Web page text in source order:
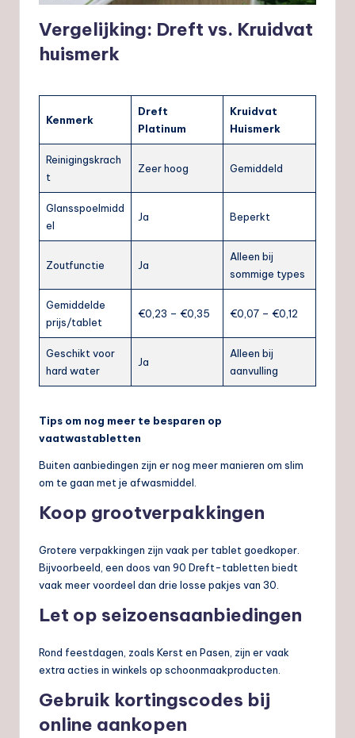
Vergelijking: Dreft vs. Kruidvat
huismerk
Kenmerk
Dreft
Platinum
Kruidvat
Huismerk
Reinigingskrach
t
Zeer hoog Gemiddeld
Glansspoelmidd
el
Ja Beperkt
Zoutfunctie Ja
Alleen bij
sommige types
Gemiddelde
prijs/tablet
€0,23 – €0,35 €0,07 – €0,12
Geschikt voor
hard water
Ja
Alleen bij
aanvulling
Tips om nog meer te besparen op
vaatwastabletten
Buiten aanbiedingen zijn er nog meer manieren om slim
om te gaan met je afwasmiddel.
Koop grootverpakkingen
Grotere verpakkingen zijn vaak per tablet goedkoper.
Bijvoorbeeld, een doos van 90 Dreft-tabletten biedt
vaak meer voordeel dan drie losse pakjes van 30.
Let op seizoensaanbiedingen
Rond feestdagen, zoals Kerst en Pasen, zijn er vaak
extra acties in winkels op schoonmaakproducten.
Gebruik kortingscodes bij
online aankopen